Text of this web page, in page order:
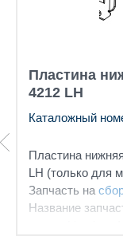
Пластина
4212 LH
Каталожный
Пластина
LH (только для
Запчасть на
Название